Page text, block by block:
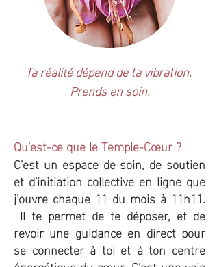
Ta réalité dépend de ta vibration.
Prends en soin.
Qu'est-ce que le Temple-Cœur ?
C'est un espace de soin, de soutien
et d'initiation collective en ligne que
j'ouvre chaque 11 du mois à 11h11.
Il te permet de te déposer, et de
revoir une guidance en direct pour
se connecter à toi et à ton centre